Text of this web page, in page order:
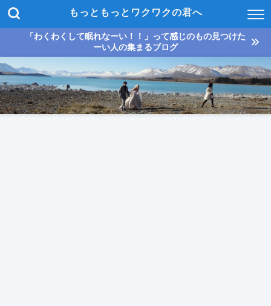
もっともっとワクワクの君へ
「わくわくして眠れなーい！！」って感じのもの見つけた
ーい人の集まるブログ